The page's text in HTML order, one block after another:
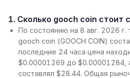
1. Сколько gooch coin стоит
По состоянию на 8 авг. 2026 г.
gooch coin (GOOCH COIN)
последние 24 часа цена
$0.00001269 до $0.00001284,
составлял $28.44. Общая